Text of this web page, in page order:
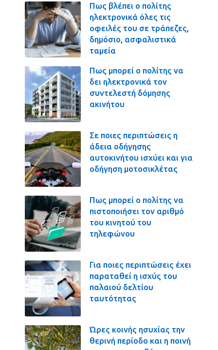
Πως βλέπει ο πολίτης
ηλεκτρονικά όλες τις
οφειλές του σε τράπεζες,
δημόσιο, ασφαλιστικά
ταμεία
Πως μπορεί ο πολίτης να
δει ηλεκτρονικά τον
συντελεστή δόμησης
ακινήτου
Σε ποιες περιπτώσεις η
άδεια οδήγησης
αυτοκινήτου ισχύει και για
οδήγηση μοτοσικλέτας
Πως μπορεί ο πολίτης να
πιστοποιήσει τον αριθμό
του κινητού του
τηλεφώνου
Για ποιες περιπτώσεις έχει
παραταθεί η ισχύς του
παλαιού δελτίου
ταυτότητας
Ώρες κοινής ησυχίας την
θερινή περίοδο και η ποινή